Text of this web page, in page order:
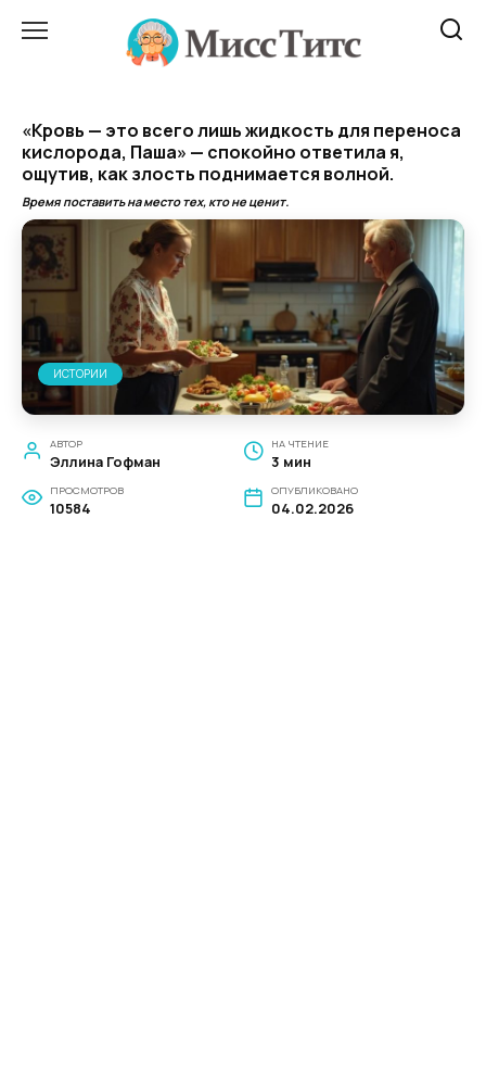
«Кровь — это всего лишь жидкость для переноса
кислорода, Паша» — спокойно ответила я,
ощутив, как злость поднимается волной.
Время поставить на место тех, кто не ценит.
ИСТОРИИ
АВТОР
Эллина Гофман
НА ЧТЕНИЕ
3 мин
ПРОСМОТРОВ
10584
ОПУБЛИКОВАНО
04.02.2026